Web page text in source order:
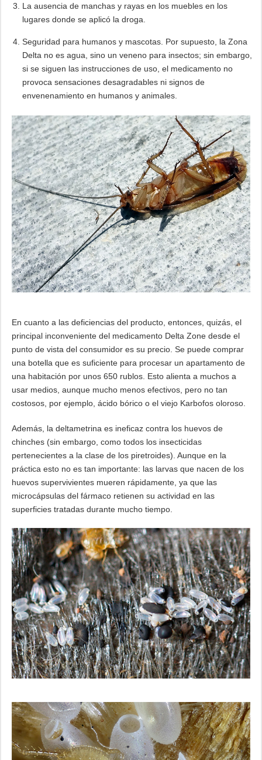
La ausencia de manchas y rayas en los muebles en los
lugares donde se aplicó la droga.
Seguridad para humanos y mascotas. Por supuesto, la Zona
Delta no es agua, sino un veneno para insectos; sin embargo,
si se siguen las instrucciones de uso, el medicamento no
provoca sensaciones desagradables ni signos de
envenenamiento en humanos y animales.
En cuanto a las deficiencias del producto, entonces, quizás, el
principal inconveniente del medicamento Delta Zone desde el
punto de vista del consumidor es su precio. Se puede comprar
una botella que es suficiente para procesar un apartamento de
una habitación por unos 650 rublos. Esto alienta a muchos a
usar medios, aunque mucho menos efectivos, pero no tan
costosos, por ejemplo, ácido bórico o el viejo Karbofos oloroso.
Además, la deltametrina es ineficaz contra los huevos de
chinches (sin embargo, como todos los insecticidas
pertenecientes a la clase de los piretroides). Aunque en la
práctica esto no es tan importante: las larvas que nacen de los
huevos supervivientes mueren rápidamente, ya que las
microcápsulas del fármaco retienen su actividad en las
superficies tratadas durante mucho tiempo.